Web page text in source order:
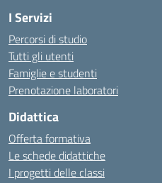
I Servizi
Percorsi di studio
Tutti gli utenti
Famiglie e studenti
Prenotazione laboratori
Didattica
Offerta formativa
Le schede didattiche
I progetti delle classi